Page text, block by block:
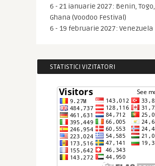
6 - 21 ianuarie 2027: Benin, Togo,
Ghana (Voodoo Festival)
6 - 19 februarie 2027: Venezuela
STATISTICI VIZITATORI